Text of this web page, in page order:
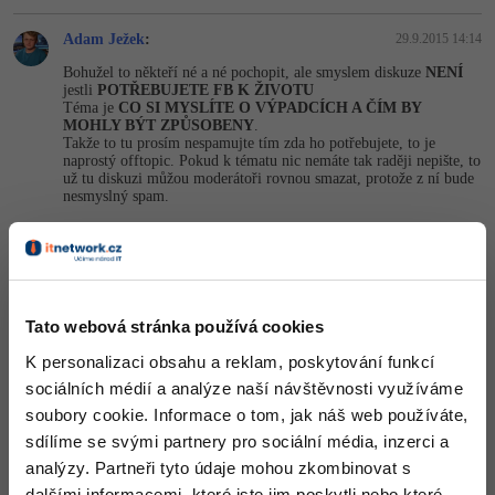
Tato webová stránka používá cookies
K personalizaci obsahu a reklam, poskytování funkcí
sociálních médií a analýze naší návštěvnosti využíváme
soubory cookie. Informace o tom, jak náš web používáte,
sdílíme se svými partnery pro sociální média, inzerci a
analýzy. Partneři tyto údaje mohou zkombinovat s
Adam Ježek: 29.9.2015 14:14
Bohužel to někteří né a né pochopit, ale smyslem diskuze NENÍ
jestli POTŘEBUJETE FB K ŽIVOTU
Téma je CO SI MYSLÍTE O VÝPADCÍCH A ČÍM BY
MOHLY BÝT ZPŮSOBENY
Takže to tu prosím nespamujte tím zda ho potřebujete, to je
naprostý offtopic. Pokud k tématu nic nemáte tak raději nepište, to
už tu diskuzi můžou moderátoři rovnou smazat, protože z ní bude
nesmyslný spam.
OK, pokud chceš k tématu, tak dle mého názoru mají prostě
Nahoru Odpovědět
Odpovídá na Adam Ježek
Milan Křepelka: 29.9.2015 14:30